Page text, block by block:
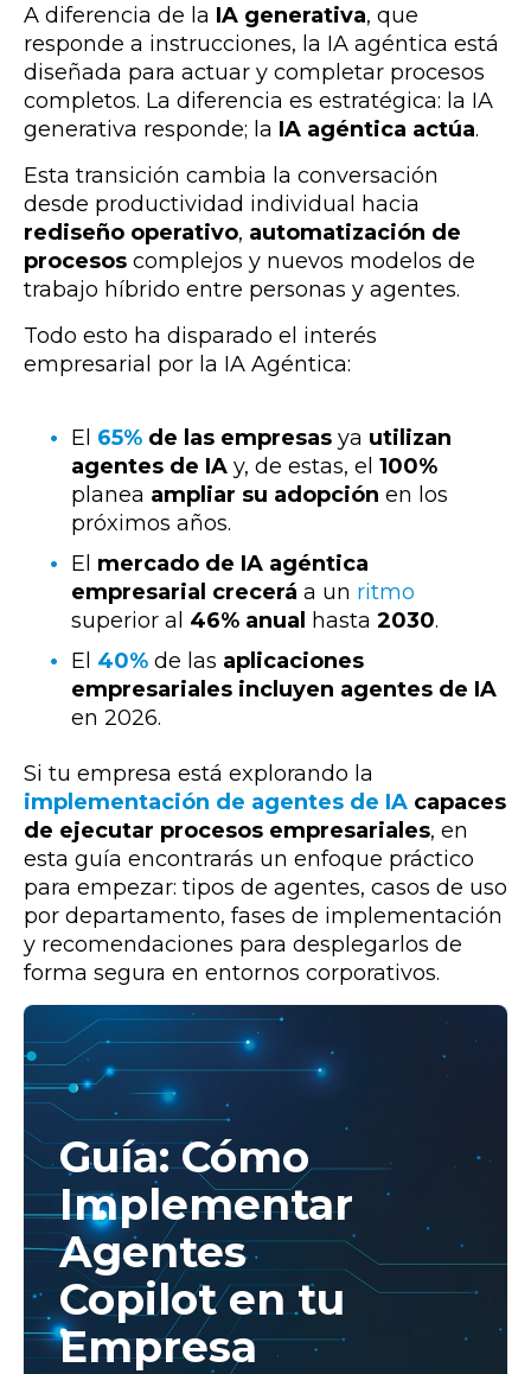
A diferencia de la IA generativa, que
responde a instrucciones, la IA agéntica está
diseñada para actuar y completar procesos
completos. La diferencia es estratégica: la IA
generativa responde; la IA agéntica actúa.
Esta transición cambia la conversación
desde productividad individual hacia
rediseño operativo, automatización de
procesos complejos y nuevos modelos de
trabajo híbrido entre personas y agentes.
Todo esto ha disparado el interés
empresarial por la IA Agéntica:
El 65% de las empresas ya utilizan
agentes de IA y, de estas, el 100%
planea ampliar su adopción en los
próximos años.
El mercado de IA agéntica
empresarial crecerá a un ritmo
superior al 46% anual hasta 2030.
El 40% de las aplicaciones
empresariales incluyen agentes de IA
en 2026.
Si tu empresa está explorando la
implementación de agentes de IA capaces
de ejecutar procesos empresariales, en
esta guía encontrarás un enfoque práctico
para empezar: tipos de agentes, casos de uso
por departamento, fases de implementación
y recomendaciones para desplegarlos de
forma segura en entornos corporativos.
Guía: Cómo
Implementar
Agentes
Copilot en tu
Empresa